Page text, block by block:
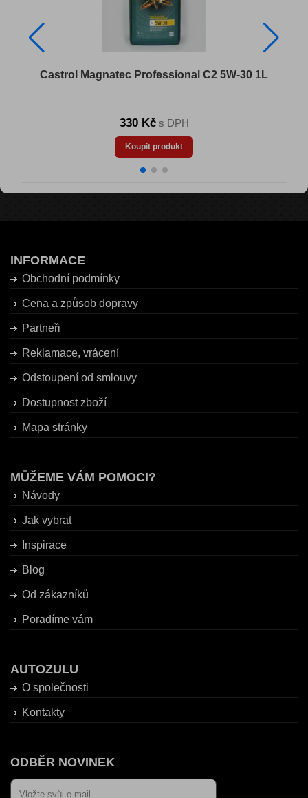
Castrol Magnatec Professional C2 5W-30 1L
330 Kčs DPH
Koupit produkt
INFORMACE
Obchodní podmínky
Cena a způsob dopravy
Partneři
Reklamace, vrácení
Odstoupení od smlouvy
Dostupnost zboží
Mapa stránky
MŮŽEME VÁM POMOCI?
Návody
Jak vybrat
Inspirace
Blog
Od zákazníků
Poradíme vám
AUTOZULU
O společnosti
Kontakty
ODBĚR NOVINEK